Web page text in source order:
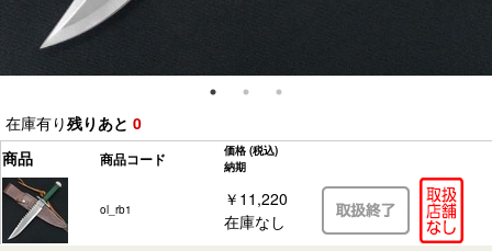
在庫有り残りあと 0
商品
商品コード 価格 (税込)
納期
ol_rb1
￥11,220
在庫なし